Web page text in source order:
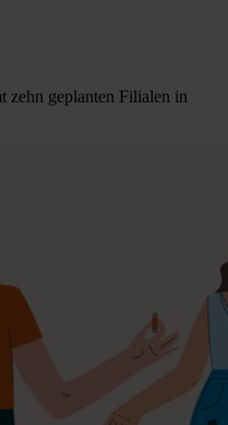
zehn geplanten Filialen in